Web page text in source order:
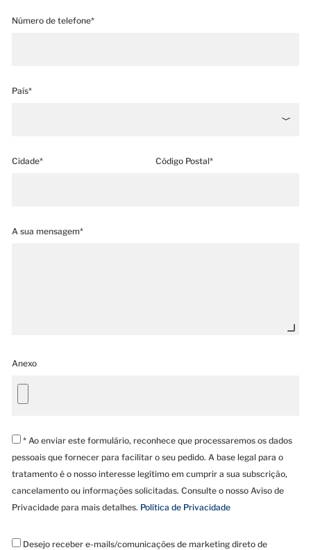
Número de telefone*
País*
Cidade* Código Postal*
A sua mensagem*
Anexo
* Ao enviar este formulário, reconhece que processaremos os dados
pessoais que fornecer para facilitar o seu pedido. A base legal para o
tratamento é o nosso interesse legítimo em cumprir a sua subscrição,
cancelamento ou informações solicitadas. Consulte o nosso Aviso de
Privacidade para mais detalhes. Política de Privacidade
Desejo receber e-mails/comunicações de marketing direto de